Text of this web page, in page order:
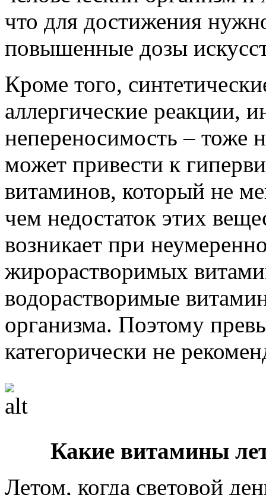
что для достижения
повышенные дозы
Кроме того,
аллергические реакции,
непереносимость – тоже
может привести к
витаминов, который не
чем недостаток этих
возникает при
жирорастворимых
водорастворимые
организма. Поэтому
категорически не
Какие витамины
Летом, когда световой